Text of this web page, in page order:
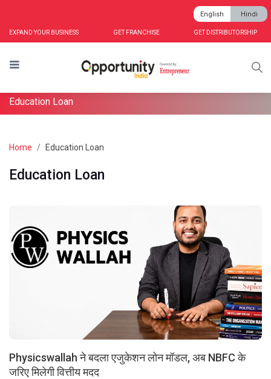
EXPAND YOUR BUSINESS GET FRANCHISE GET DISTRIBUTORSHIP
English Hindi
Education Loan
Home Education Loan
Education Loan
Physicswallah ने बदला एजुकेशन लोन मॉडल, अब NBFC के
जरिए मिलेगी वित्तीय मदद